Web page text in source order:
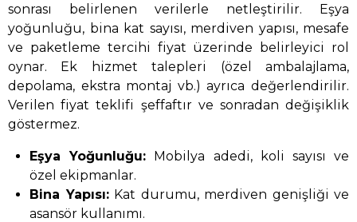
sonrası belirlenen verilerle netleştirilir. Eşya
yoğunluğu, bina kat sayısı, merdiven yapısı, mesafe
ve paketleme tercihi fiyat üzerinde belirleyici rol
oynar. Ek hizmet talepleri (özel ambalajlama,
depolama, ekstra montaj vb.) ayrıca değerlendirilir.
Verilen fiyat teklifi şeffaftır ve sonradan değişiklik
göstermez.
Eşya Yoğunluğu: Mobilya adedi, koli sayısı ve
özel ekipmanlar.
Bina Yapısı:Kat durumu, merdiven genişliği ve
asansör kullanımı.